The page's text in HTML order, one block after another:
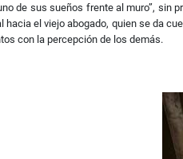
de sus sueños frente al muro”, sin
hacia el viejo abogado, quien se da
con la percepción de los demás.